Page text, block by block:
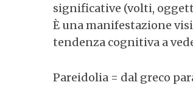
significative (volti,
È una manifestazione
tendenza cognitiva a
Pareidolia = dal greco